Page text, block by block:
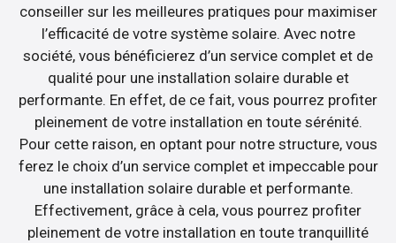
conseiller sur les meilleures pratiques pour maximiser
l’efficacité de votre système solaire. Avec notre
société, vous bénéficierez d’un service complet et de
qualité pour une installation solaire durable et
performante. En effet, de ce fait, vous pourrez profiter
pleinement de votre installation en toute sérénité.
Pour cette raison, en optant pour notre structure, vous
ferez le choix d’un service complet et impeccable pour
une installation solaire durable et performante.
Effectivement, grâce à cela, vous pourrez profiter
pleinement de votre installation en toute tranquillité